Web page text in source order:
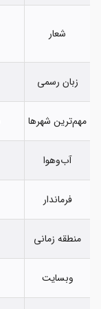
شعار
زبان رسمی
مهم‌ترین شهرها
آب‌وهوا
فرماندار
منطقه زمانی
وبسایت